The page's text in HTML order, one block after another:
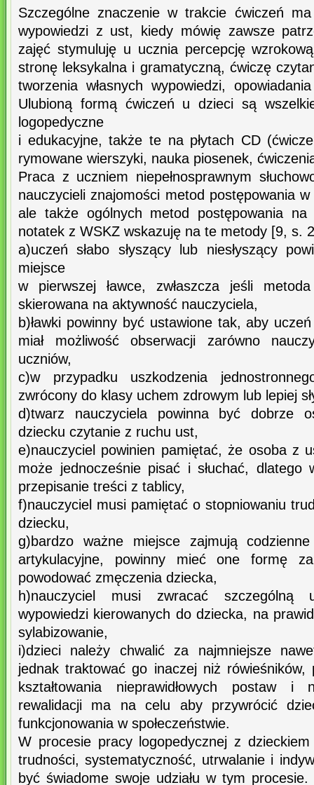
Szczególne znaczenie w trakcie ćwiczeń
wypowiedzi z ust, kiedy mówię zawsze
zajęć stymuluję u ucznia percepcję
stronę leksykalna i gramatyczną, ćwiczę
tworzenia własnych wypowiedzi,
Ulubioną formą ćwiczeń u dzieci są
logopedyczne
i edukacyjne, także te na płytach CD
rymowane wierszyki, nauka piosenek,
Praca z uczniem niepełnosprawnym
nauczycieli znajomości metod postępowania
ale także ogólnych metod postępowania na
notatek z WSKZ wskazuję na te metody [9, s.
a)uczeń słabo słyszący lub niesłyszący
miejsce
w pierwszej ławce, zwłaszcza jeśli
skierowana na aktywność nauczyciela,
b)ławki powinny być ustawione tak, aby
miał możliwość obserwacji zarówno
uczniów,
c)w przypadku uszkodzenia
zwrócony do klasy uchem zdrowym lub lepiej
d)twarz nauczyciela powinna być dobrze
dziecku czytanie z ruchu ust,
e)nauczyciel powinien pamiętać, że osoba z
może jednocześnie pisać i słuchać, dlatego
przepisanie treści z tablicy,
f)nauczyciel musi pamiętać o stopniowaniu
dziecku,
g)bardzo ważne miejsce zajmują
artykulacyjne, powinny mieć one formę
powodować zmęczenia dziecka,
h)nauczyciel musi zwracać szczególną
wypowiedzi kierowanych do dziecka, na
sylabizowanie,
i)dzieci należy chwalić za najmniejsze
jednak traktować go inaczej niż
kształtowania nieprawidłowych postaw i
rewalidacji ma na celu aby przywrócić
funkcjonowania w społeczeństwie.
W procesie pracy logopedycznej z
trudności, systematyczność, utrwalanie i
być świadome swoje udziału w tym